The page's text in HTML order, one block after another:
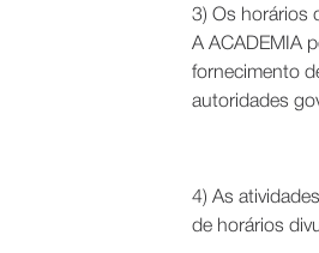
3) Os horários
A ACADEMIA
fornecimento
autoridades
4) As
de horários